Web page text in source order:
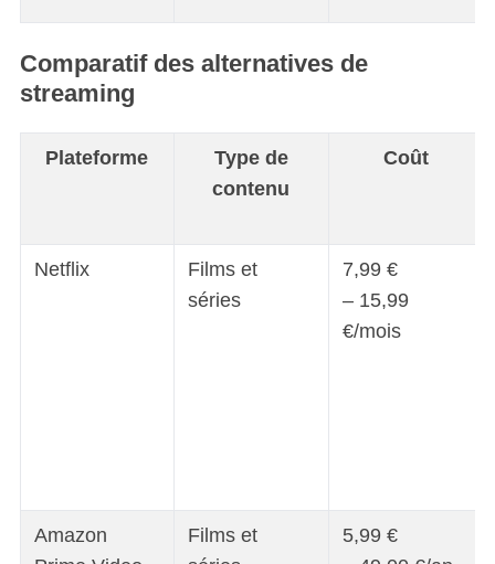
Comparatif des alternatives de
streaming
Plateforme
Type de
contenu
Coût
Netflix
Films et
séries
7,99 €
– 15,99
€/mois
Amazon
Films et
5,99 €